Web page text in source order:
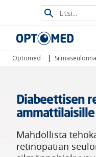
Etsi
sivustolta
Optomed
Optomed |
Diabeettisen
ammattilaisille
Mahdollista
retinopatian